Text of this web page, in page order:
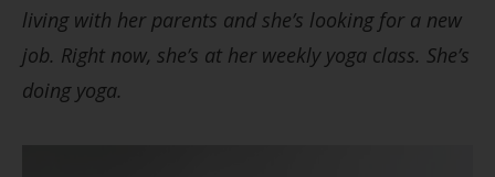
living with her parents and she’s looking for a new
job. Right now, she’s at her weekly yoga class. She’s
doing yoga.